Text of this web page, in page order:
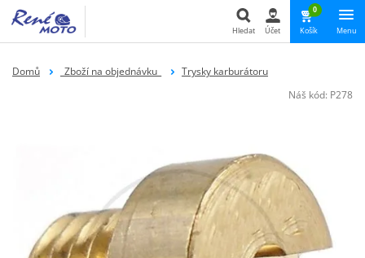
Hledat Účet
0
Košík Menu
Domů _Zboží na objednávku_
Trysky karburátoru
Náš kód: P278